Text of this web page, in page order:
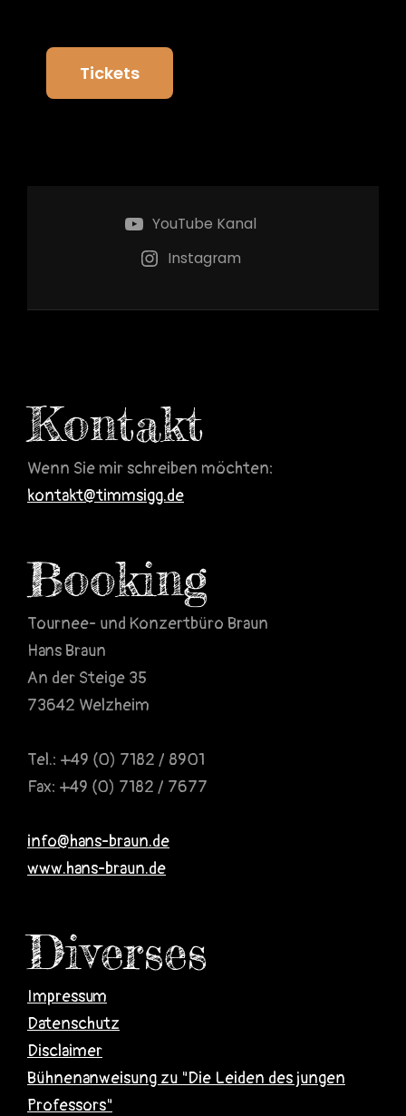
Tickets
YouTube Kanal
Instagram
Kontakt
Wenn Sie mir schreiben möchten:
kontakt@timmsigg.de
Booking
Tournee- und Konzertbüro Braun
Hans Braun
An der Steige 35
73642 Welzheim
Tel.: +49 (0) 7182 / 8901
Fax: +49 (0) 7182 / 7677
info@hans-braun.de
www.hans-braun.de
Diverses
Impressum
Datenschutz
Disclaimer
Bühnenanweisung zu "Die Leiden des jungen
Professors"